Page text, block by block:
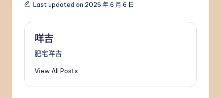
Last updated on 2026 年 6 月 6 日
咩吉
肥宅咩吉
View All Posts